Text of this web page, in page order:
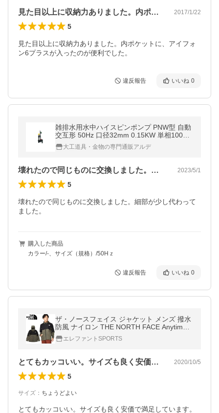
見た目以上に収納力ありました。内ポケッ… 2017/1/22
5
見た目以上に収納力ありました。内ポケットに、アイフォ
ン6プラスが入ったのが便利でした。
違反報告 いいね 0
雑排水用水中ハイスピンポンプ PNW型 自動
交互形 50Hz 口径32mm 0.15KW 単相100V
メーカー直送 ツルミポンプ 32PNW2.15S-50
Hz 大工道具・金物の専門通販アルデ
壊れたので同じものに交換しました。細部… 2023/5/1
5
壊れたので同じものに交換しました。細部が少し代わって
ました。
購入した商品
カラー/-、サイズ（規格）/50Hｚ
違反報告 いいね 0
ザ・ノースフェイス ジャケット メンズ 撥水
防風 ナイロン THE NORTH FACE Anytime
Wind Hoodie np72070 ニュートープ
エレファントSPORTS
とてもカッコいい。サイズも良く安価で満… 2020/10/5
5
サイズ ： ちょうどよい
とてもカッコいい。サイズも良く安価で満足しています。